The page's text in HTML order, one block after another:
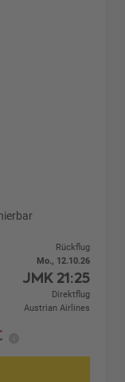
Rückflug
Mo., 12.10.26
JMK 21:25
Direktflug
Austrian Airlines